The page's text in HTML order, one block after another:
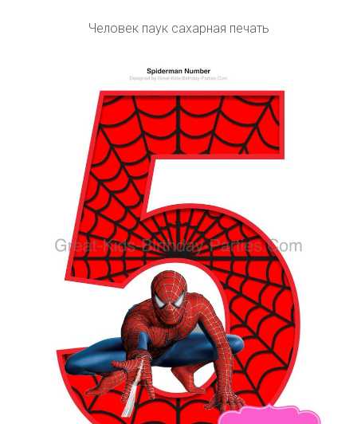
Человек паук сахарная печать